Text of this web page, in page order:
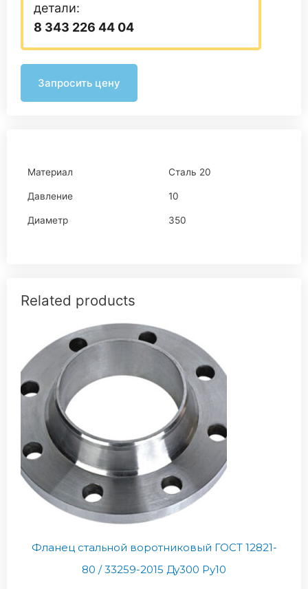
детали:
8 343 226 44 04
Запросить цену
Материал Сталь 20
Давление 10
Диаметр 350
Related products
Фланец стальной воротниковый ГОСТ 12821-
80 / 33259-2015 Ду300 Ру10